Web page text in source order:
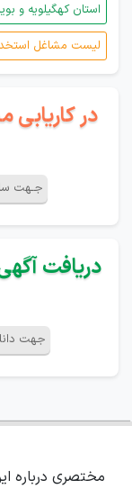
استان کهگیلویه و
لیست مشاغل
در کاریابی
جـهت
دریافت
جهت
مختصری درباره